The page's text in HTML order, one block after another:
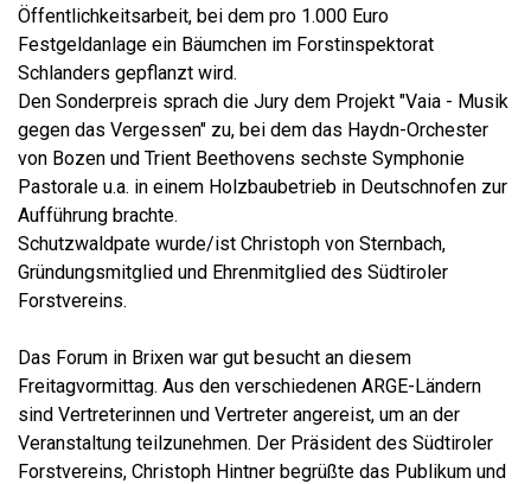
Öffentlichkeitsarbeit, bei dem pro 1.000 Euro
Festgeldanlage ein Bäumchen im Forstinspektorat
Schlanders gepflanzt wird.
Den Sonderpreis sprach die Jury dem Projekt "Vaia - Musik
gegen das Vergessen" zu, bei dem das Haydn-Orchester
von Bozen und Trient Beethovens sechste Symphonie
Pastorale u.a. in einem Holzbaubetrieb in Deutschnofen zur
Aufführung brachte.
Schutzwaldpate wurde/ist Christoph von Sternbach,
Gründungsmitglied und Ehrenmitglied des Südtiroler
Forstvereins.
Das Forum in Brixen war gut besucht an diesem
Freitagvormittag. Aus den verschiedenen ARGE-Ländern
sind Vertreterinnen und Vertreter angereist, um an der
Veranstaltung teilzunehmen. Der Präsident des Südtiroler
Forstvereins, Christoph Hintner begrüßte das Publikum und